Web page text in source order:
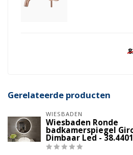
Gerelateerde producten
WIESBADEN
Wiesbaden Ronde
badkamerspiegel
Dimbaar Led - 38.4401